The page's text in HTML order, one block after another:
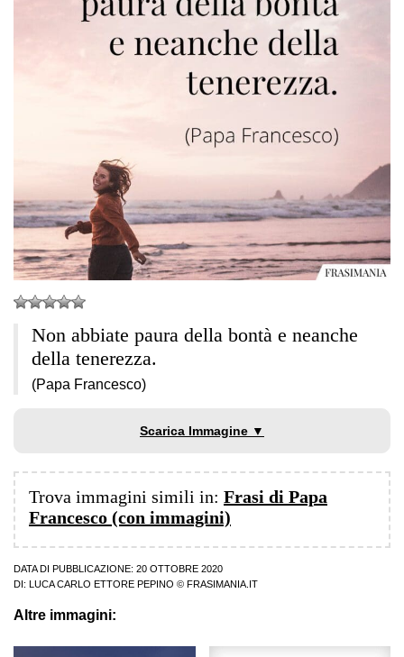
Non abbiate paura della bontà e neanche
della tenerezza.
(Papa Francesco)
Scarica Immagine ▼
Trova immagini simili in: Frasi di Papa
Francesco (con immagini)
DATA DI PUBBLICAZIONE: 20 OTTOBRE 2020
DI:
LUCA CARLO ETTORE PEPINO © FRASIMANIA.IT
Altre immagini: